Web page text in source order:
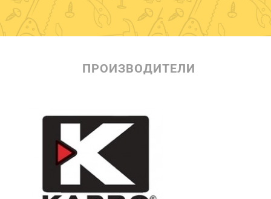
ПРОИЗВОДИТЕЛИ